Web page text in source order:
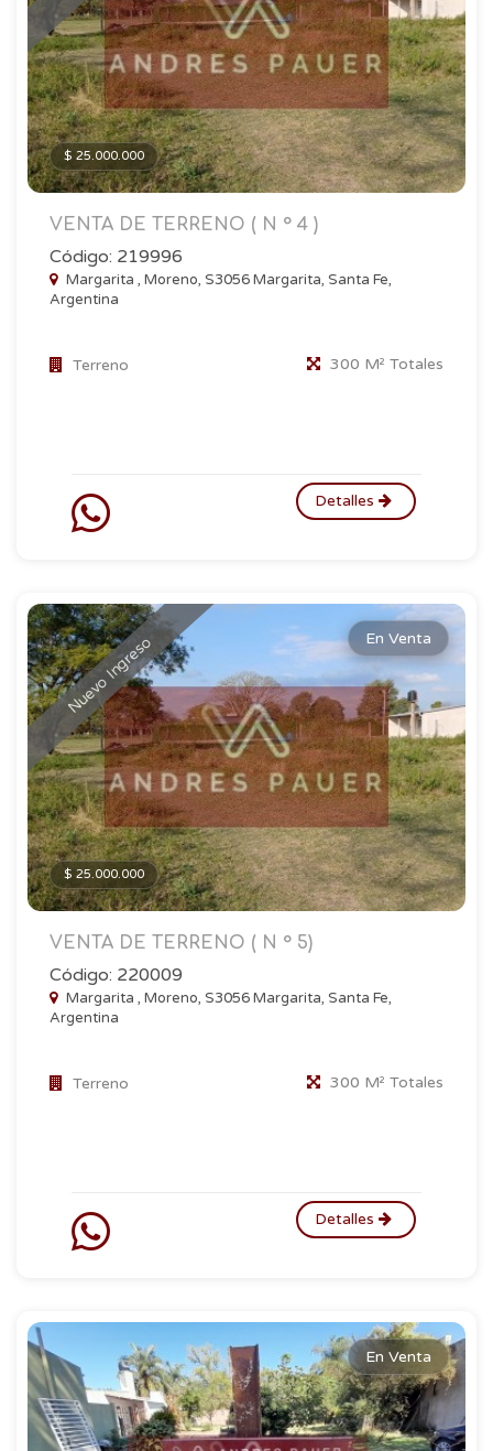
$ 25.000.000
VENTA DE TERRENO ( N ° 4 )
Código: 219996
Margarita , Moreno, S3056 Margarita, Santa Fe,
Argentina
Terreno 300 M² Totales
Detalles
Nuevo Ingreso En Venta
$ 25.000.000
VENTA DE TERRENO ( N ° 5)
Código: 220009
Margarita , Moreno, S3056 Margarita, Santa Fe,
Argentina
Terreno 300 M² Totales
Detalles
En Venta